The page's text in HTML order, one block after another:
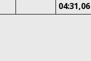
04:31,06